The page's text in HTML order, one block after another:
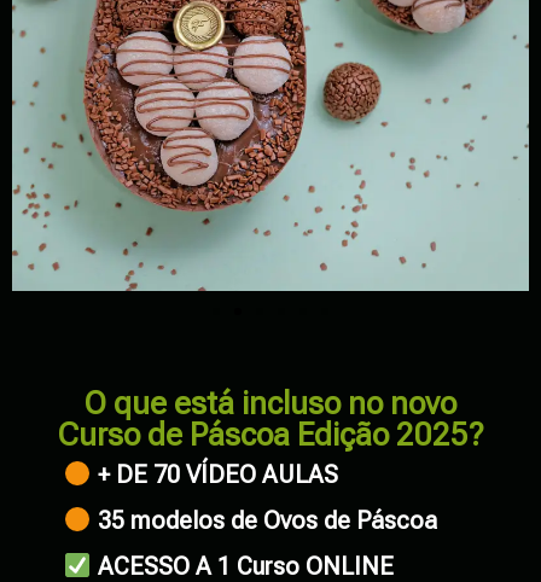
O que está incluso no novo
Curso de Páscoa Edição 2025?
+ DE 70 VÍDEO AULAS
35 modelos de Ovos de Páscoa
ACESSO A 1 Curso ONLINE